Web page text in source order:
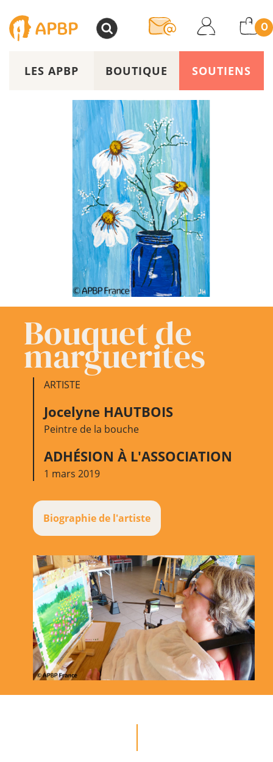
0
LES APBP BOUTIQUE SOUTIENS
Bouquet de
marguerites
ARTISTE
Jocelyne HAUTBOIS
Peintre de la bouche
ADHÉSION À L'ASSOCIATION
1 mars 2019
Biographie de l'artiste